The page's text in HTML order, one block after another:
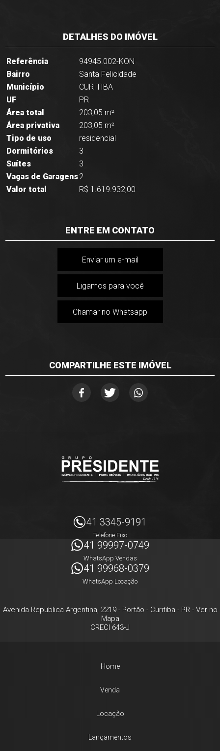
DETALHES DO IMÓVEL
Referência
94945.002-KON
Bairro
Santa Felicidade
Município
CURITIBA
UF
PR
Área total
203,05 m²
Área privativa
203,05 m²
Tipo de uso
residencial
Dormitórios
3
Suítes
3
Vagas de Garagens2
Valor total
R$ 1.619.932,00
ENTRE EM CONTATO
Enviar um e-mail
Ligamos para você
Chamar no Whatsapp
COMPARTILHE ESTE IMÓVEL
41 3345-9191
Telefone Fixo
41 99997-0749
WhatsApp Vendas
41 99968-0379
WhatsApp Locação
Avenida Republica Argentina, 2219- Portão - Curitiba - PR- Ver no
Mapa
CRECI 643-J
Home
Venda
Locação
Lançamentos